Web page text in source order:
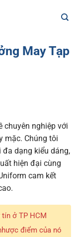
May Tạp
chuyên nghiệp với
mặc. Chúng tôi
đa dạng kiểu dáng,
hiện đại cùng
cam kết
ở TP HCM
điểm của nó